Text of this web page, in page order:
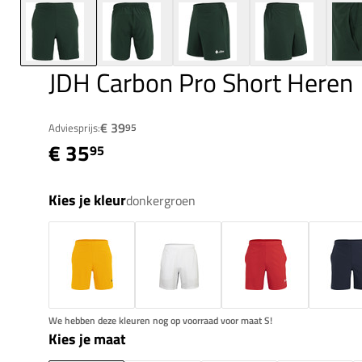
JDH Carbon Pro Short Heren
Adviesprijs:€ 3995
€ 3595
Kies je kleurdonkergroen
We hebben deze kleuren nog op voorraad voor maat S!
Kies je maat